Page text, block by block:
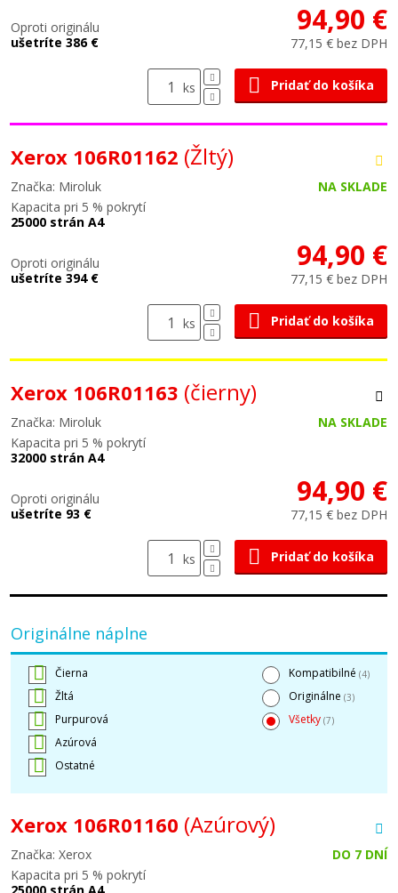
Oproti originálu
ušetríte 386 €
94,90 €
77,15 € bez DPH
ks Pridať do košíka
Xerox 106R01162 (Žltý)
Značka: Miroluk
NA SKLADE
Kapacita pri 5 % pokrytí
25000 strán A4
Oproti originálu
ušetríte 394 €
94,90 €
77,15 € bez DPH
ks Pridať do košíka
Xerox 106R01163 (čierny)
Značka: Miroluk
NA SKLADE
Kapacita pri 5 % pokrytí
32000 strán A4
Oproti originálu
ušetríte 93 €
94,90 €
77,15 € bez DPH
ks Pridať do košíka
Originálne náplne
Čierna
Žltá
Purpurová
Azúrová
Ostatné
Kompatibilné (4)
Originálne (3)
Všetky (7)
Xerox 106R01160 (Azúrový)
Značka: Xerox
DO 7 DNÍ
Kapacita pri 5 % pokrytí